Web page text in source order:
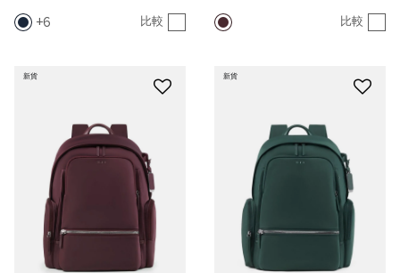
6 比較 比較
新貨 新貨